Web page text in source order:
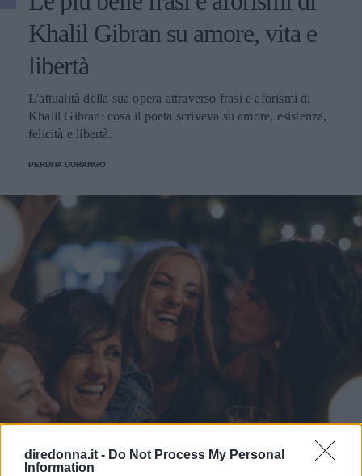
diredonna.it - Do Not Process My Personal
Information
Khalil Gibran su amore, vita e
libertà
L'attualità della sua opera attraverso frasi e aforismi di
Khalil Gibran: cosa il poeta scriveva su amore, esistenza,
felicità e libertà.
PERDITA DURANGO